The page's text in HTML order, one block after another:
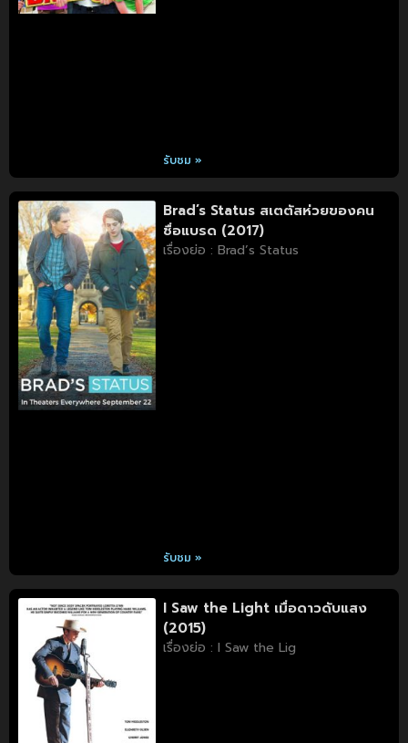
รับชม »
Brad’s Status สเตตัสห่วยของคน
ชื่อแบรด (2017)
เรื่องย่อ : Brad’s Status
รับชม »
I Saw the Light เมื่อดาวดับแสง
(2015)
เรื่องย่อ : I Saw the Lig